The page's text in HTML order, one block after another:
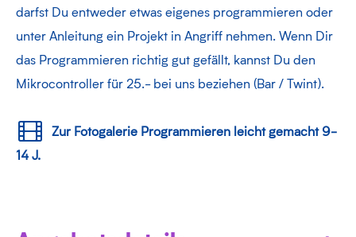
darfst Du entweder etwas eigenes programmieren oder
unter Anleitung ein Projekt in Angriff nehmen. Wenn Dir
das Programmieren richtig gut gefällt, kannst Du den
Mikrocontroller für 25.- bei uns beziehen (Bar / Twint).
Zur Fotogalerie Programmieren leicht gemacht 9-
14 J.